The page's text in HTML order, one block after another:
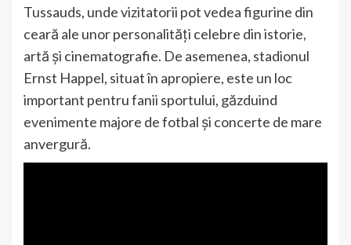
Tussauds, unde vizitatorii pot vedea figurine din
ceară ale unor personalități celebre din istorie,
artă și cinematografie. De asemenea, stadionul
Ernst Happel, situat în apropiere, este un loc
important pentru fanii sportului, găzduind
evenimente majore de fotbal și concerte de mare
anvergură.